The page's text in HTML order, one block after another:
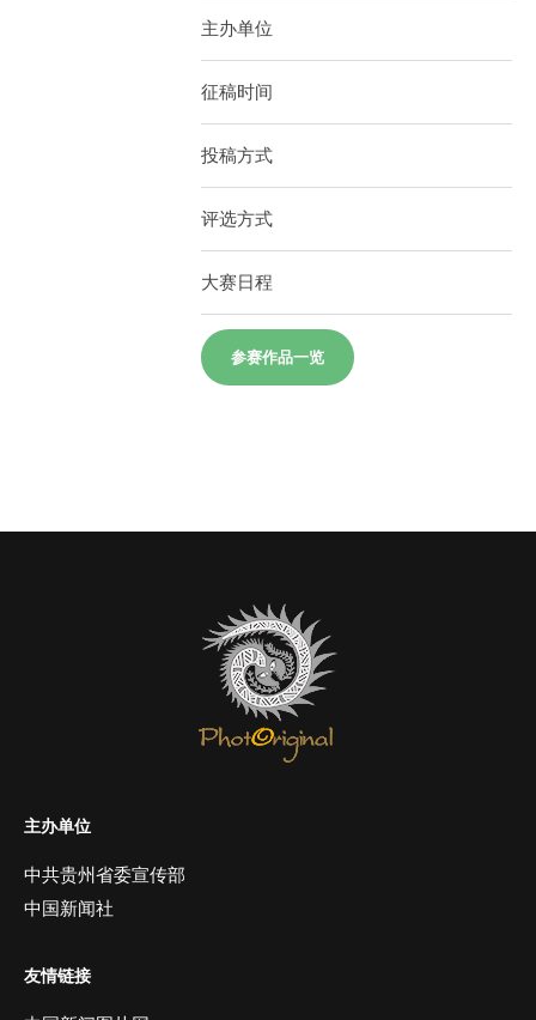
主办单位
征稿时间
投稿方式
评选方式
大赛日程
参赛作品一览
主办单位
中共贵州省委宣传部
中国新闻社
友情链接